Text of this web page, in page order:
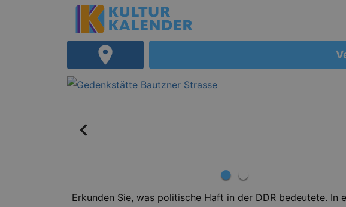
Erkunden Sie, was politische Haft in der DDR bedeutete.